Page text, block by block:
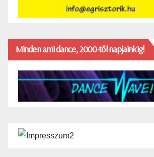
Minden ami dance, 2000-től napjainkig!